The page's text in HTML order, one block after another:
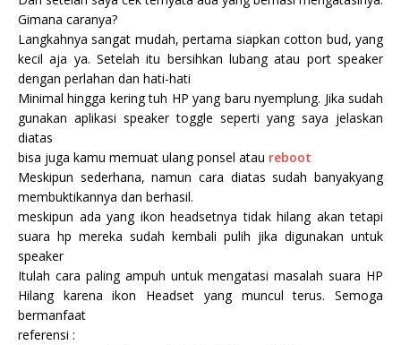
Gimana caranya?
Langkahnya sangat mudah, pertama siapkan cotton bud, yang
kecil aja ya. Setelah itu bersihkan lubang atau port speaker
dengan perlahan dan hati-hati
Minimal hingga kering tuh HP yang baru nyemplung. Jika sudah
gunakan aplikasi speaker toggle seperti yang saya jelaskan
diatas
bisa juga kamu memuat ulang ponsel atau reboot
Meskipun sederhana, namun cara diatas sudah banyakyang
membuktikannya dan berhasil.
meskipun ada yang ikon headsetnya tidak hilang akan tetapi
suara hp mereka sudah kembali pulih jika digunakan untuk
speaker
Itulah cara paling ampuh untuk mengatasi masalah suara HP
Hilang karena ikon Headset yang muncul terus. Semoga
bermanfaat
referensi :